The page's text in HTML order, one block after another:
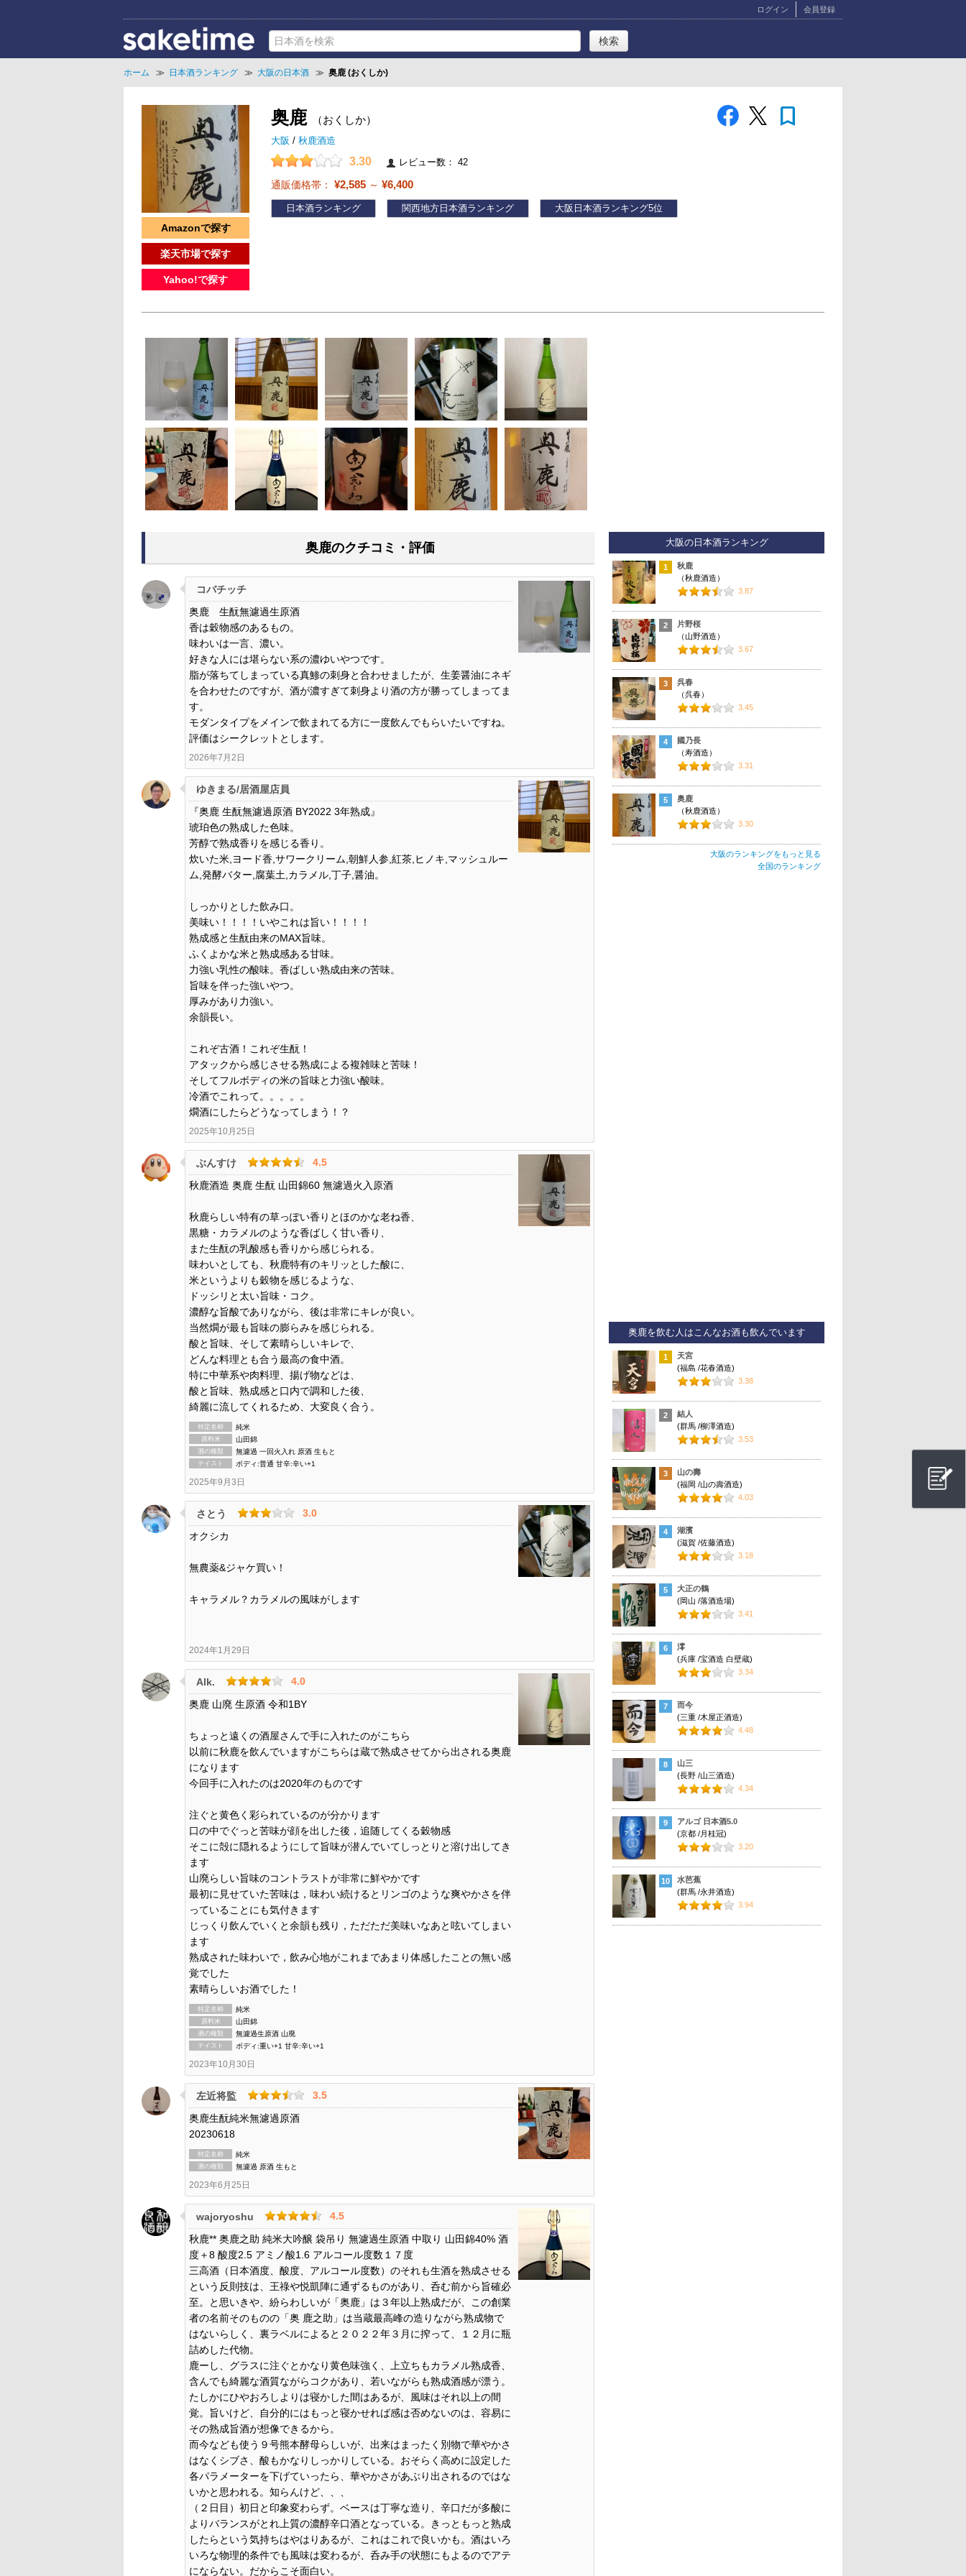
ログイン 会員登録
ホーム ≫ 日本酒ランキング ≫ 大阪の日本酒 ≫ 奥鹿 (おくしか)
Amazonで探す
楽天市場で探す
Yahoo!で探す
奥鹿 （おくしか） bookmark
大阪 / 秋鹿酒造
3.30 レビュー数： 42
通販価格帯： ¥2,585 ～ ¥6,400
日本酒ランキング 関西地方日本酒ランキング 大阪日本酒ランキング5位
奥鹿のクチコミ・評価
コバチッチ
奥鹿 生酛無濾過生原酒
香は穀物感のあるもの。
味わいは一言、濃い。
好きな人には堪らない系の濃ゆいやつです。
脂が落ちてしまっている真鯵の刺身と合わせましたが、生姜醤油にネギ
を合わせたのですが、酒が濃すぎて刺身より酒の方が勝ってしまってま
す。
モダンタイプをメインで飲まれてる方に一度飲んでもらいたいですね。
評価はシークレットとします。
2026年7月2日
ゆきまる/居酒屋店員
『奥鹿 生酛無濾過原酒 BY2022 3年熟成』
琥珀色の熟成した色味。
芳醇で熟成香りを感じる香り。
炊いた米,ヨード香,サワークリーム,朝鮮人参,紅茶,ヒノキ,マッシュルー
ム,発酵バター,腐葉土,カラメル,丁子,醤油。
しっかりとした飲み口。
美味い！！！！いやこれは旨い！！！！
熟成感と生酛由来のMAX旨味。
ふくよかな米と熟成感ある甘味。
力強い乳性の酸味。香ばしい熟成由来の苦味。
旨味を伴った強いやつ。
厚みがあり力強い。
余韻長い。
これぞ古酒！これぞ生酛！
アタックから感じさせる熟成による複雑味と苦味！
そしてフルボディの米の旨味と力強い酸味。
冷酒でこれって。。。。。
燗酒にしたらどうなってしまう！？
2025年10月25日
ぶんすけ
4.5
秋鹿酒造 奥鹿 生酛 山田錦60 無濾過火入原酒
秋鹿らしい特有の草っぽい香りとほのかな老ね香、
黒糖・カラメルのような香ばしく甘い香り、
また生酛の乳酸感も香りから感じられる。
味わいとしても、秋鹿特有のキリッとした酸に、
米というよりも穀物を感じるような、
ドッシリと太い旨味・コク。
濃醇な旨酸でありながら、後は非常にキレが良い。
当然燗が最も旨味の膨らみを感じられる。
酸と旨味、そして素晴らしいキレで、
どんな料理とも合う最高の食中酒。
特に中華系や肉料理、揚げ物などは、
酸と旨味、熟成感と口内で調和した後、
綺麗に流してくれるため、大変良く合う。
特定名称 純米
原料米 山田錦
酒の種類 無濾過 一回火入れ 原酒 生もと
テイスト ボディ:普通 甘辛:辛い+1
2025年9月3日
さとう
3.0
オクシカ
無農薬&ジャケ買い！
キャラメル？カラメルの風味がします
2024年1月29日
Alk.
4.0
奥鹿 山廃 生原酒 令和1BY
ちょっと遠くの酒屋さんで手に入れたのがこちら
以前に秋鹿を飲んでいますがこちらは蔵で熟成させてから出される奥鹿
になります
今回手に入れたのは2020年のものです
注ぐと黄色く彩られているのが分かります
口の中でぐっと苦味が顔を出した後，追随してくる穀物感
そこに殻に隠れるようにして旨味が潜んでいてしっとりと溶け出してき
ます
山廃らしい旨味のコントラストが非常に鮮やかです
最初に見せていた苦味は，味わい続けるとリンゴのような爽やかさを伴
っていることにも気付きます
じっくり飲んでいくと余韻も残り，ただただ美味いなあと呟いてしまい
ます
熟成された味わいで，飲み心地がこれまであまり体感したことの無い感
覚でした
素晴らしいお酒でした！
特定名称 純米
原料米 山田錦
酒の種類 無濾過生原酒 山廃
テイスト ボディ:重い+1 甘辛:辛い+1
2023年10月30日
左近将監
3.5
奥鹿生酛純米無濾過原酒
20230618
特定名称 純米
酒の種類 無濾過 原酒 生もと
2023年6月25日
wajoryoshu
4.5
秋鹿** 奥鹿之助 純米大吟醸 袋吊り 無濾過生原酒 中取り 山田錦40% 酒
度＋8 酸度2.5 アミノ酸1.6 アルコール度数１７度
三高酒（日本酒度、酸度、アルコール度数）のそれも生酒を熟成させる
という反則技は、王祿や悦凱陣に通ずるものがあり、呑む前から旨確必
至。と思いきや、紛らわしいが「奥鹿」は３年以上熟成だが、この創業
者の名前そのものの「奥 鹿之助」は当蔵最高峰の造りながら熟成物で
はないらしく、裏ラベルによると２０２２年３月に搾って、１２月に瓶
詰めした代物。
鹿ーし、グラスに注ぐとかなり黄色味強く、上立ちもカラメル熟成香、
含んでも綺麗な酒質ながらコクがあり、若いながらも熟成酒感が漂う。
たしかにひやおろしよりは寝かした間はあるが、風味はそれ以上の間
覚。旨いけど、自分的にはもっと寝かせれば感は否めないのは、容易に
その熟成旨酒が想像できるから。
而今なども使う９号熊本酵母らしいが、出来はまったく別物で華やかさ
はなくシブさ、酸もかなりしっかりしている。おそらく高めに設定した
各パラメーターを下げていったら、華やかさがあぶり出されるのではな
いかと思われる。知らんけど、、、
（２日目）初日と印象変わらず。ベースは丁寧な造り、辛口だが多酸に
よりバランスがとれ上質の濃醇辛口酒となっている。きっともっと熟成
したらという気持ちはやはりあるが、これはこれで良いかも。酒はいろ
いろな物理的条件でも風味は変わるが、呑み手の状態にもよるのでアテ
にならない。だからこそ面白い。
大阪の日本酒ランキング
1
秋鹿
（秋鹿酒造）
3.87
2
片野桜
（山野酒造）
3.67
3
呉春
（呉春）
3.45
4
國乃長
（寿酒造）
3.31
5
奥鹿
（秋鹿酒造）
3.30
大阪のランキングをもっと見る
全国のランキング
奥鹿を飲む人はこんなお酒も飲んでいます
1
天宮
(福島 /花春酒造)
3.38
2
結人
(群馬 /柳澤酒造)
3.53
3
山の壽
(福岡 /山の壽酒造)
4.03
4
湖濱
(滋賀 /佐藤酒造)
3.18
5
大正の鶴
(岡山 /落酒造場)
3.41
6
澪
(兵庫 /宝酒造 白壁蔵)
3.34
7
而今
(三重 /木屋正酒造)
4.48
8
山三
(長野 /山三酒造)
4.34
9
アルゴ 日本酒5.0
(京都 /月桂冠)
3.20
10
水芭蕉
(群馬 /永井酒造)
3.94